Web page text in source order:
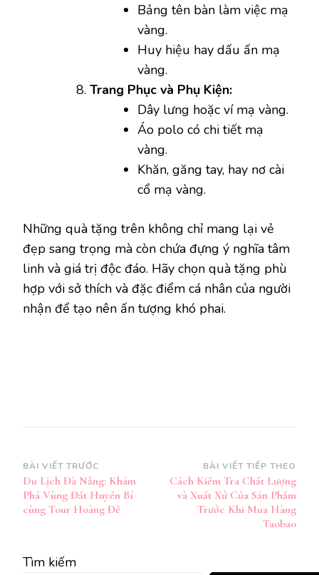
Bảng tên bàn làm việc mạ
vàng.
Huy hiệu hay dấu ấn mạ
vàng.
Trang Phục và Phụ Kiện:
Dây lưng hoặc ví mạ vàng.
Áo polo có chi tiết mạ
vàng.
Khăn, găng tay, hay nơ cài
cổ mạ vàng.
Những quà tặng trên không chỉ mang lại vẻ
đẹp sang trọng mà còn chứa đựng ý nghĩa tâm
linh và giá trị độc đáo. Hãy chọn quà tặng phù
hợp với sở thích và đặc điểm cá nhân của người
nhận để tạo nên ấn tượng khó phai.
Điều
hướng
bài
BÀI VIẾT TRƯỚC
Du Lịch Đà Nẵng: Khám
Phá Vùng Đất Huyền Bí
cùng Tour Hoàng Đế
BÀI VIẾT TIẾP THEO
Cách Kiểm Tra Chất Lượng
và Xuất Xứ Của Sản Phẩm
Trước Khi Mua Hàng
Taobao
Tìm kiếm